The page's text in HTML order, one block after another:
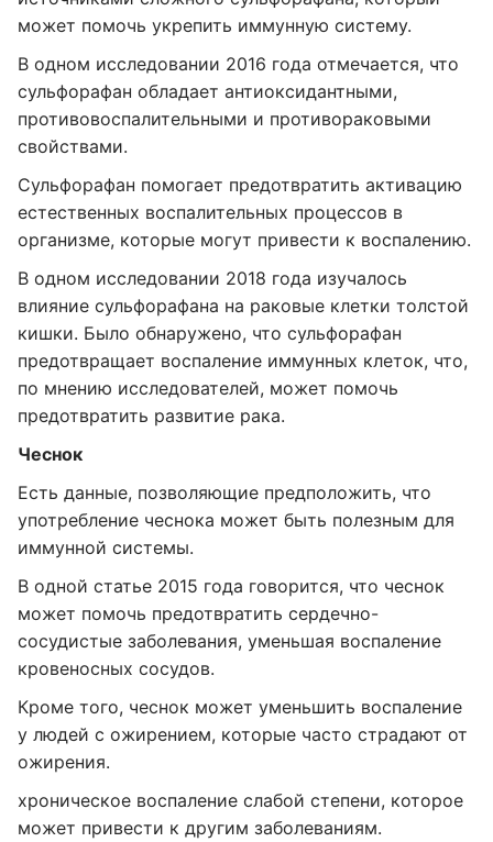
может помочь укрепить иммунную систему.
В одном исследовании 2016 года отмечается, что
сульфорафан обладает антиоксидантными,
противовоспалительными и противораковыми
свойствами.
Сульфорафан помогает предотвратить активацию
естественных воспалительных процессов в
организме, которые могут привести к воспалению.
В одном исследовании 2018 года изучалось
влияние сульфорафана на раковые клетки толстой
кишки. Было обнаружено, что сульфорафан
предотвращает воспаление иммунных клеток, что,
по мнению исследователей, может помочь
предотвратить развитие рака.
Чеснок
Есть данные, позволяющие предположить, что
употребление чеснока может быть полезным для
иммунной системы.
В одной статье 2015 года говорится, что чеснок
может помочь предотвратить сердечно-
сосудистые заболевания, уменьшая воспаление
кровеносных сосудов.
Кроме того, чеснок может уменьшить воспаление
у людей с ожирением, которые часто страдают от
ожирения.
хроническое воспаление слабой степени, которое
может привести к другим заболеваниям.